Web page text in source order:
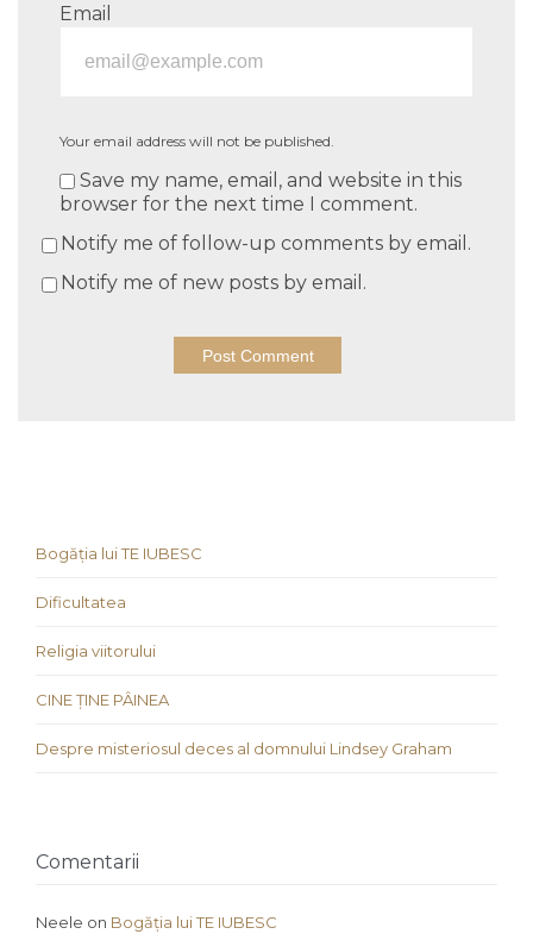
Email
Your email address will not be published.
Save my name, email, and website in this
browser for the next time I comment.
Notify me of follow-up comments by email.
Notify me of new posts by email.
Bogăția lui TE IUBESC
Dificultatea
Religia viitorului
CINE ȚINE PÂINEA
Despre misteriosul deces al domnului Lindsey Graham
Comentarii
Neele on Bogăția lui TE IUBESC